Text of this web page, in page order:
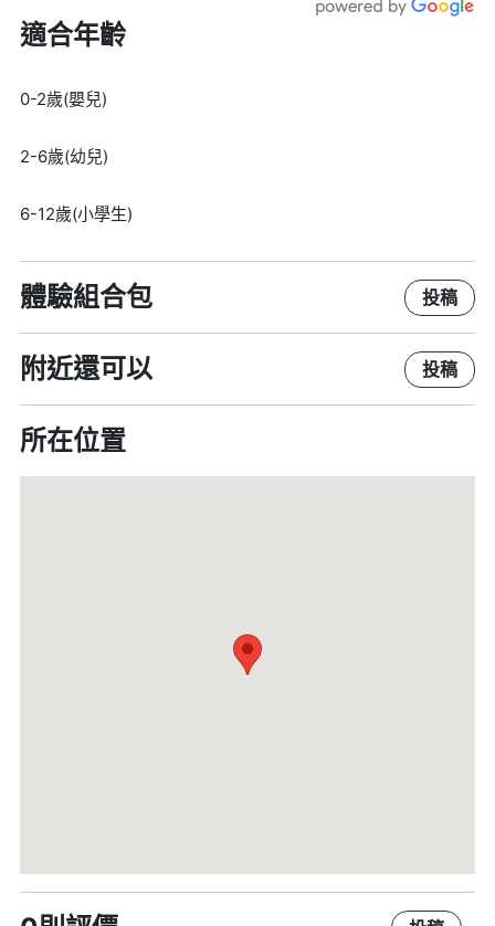
適合年齡
0-2歲(嬰兒)
2-6歲(幼兒)
6-12歲(小學生)
體驗組合包 投稿
附近還可以 投稿
所在位置